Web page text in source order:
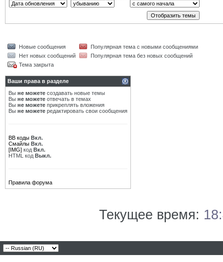
Новые сообщения
Популярная тема с новыми сообщениями
Нет новых сообщений
Популярная тема без новых сообщений
Тема закрыта
Ваши права в разделе
Вы не можете создавать новые темы
Вы не можете отвечать в темах
Вы не можете прикреплять вложения
Вы не можете редактировать свои сообщения
BB коды Вкл.
Смайлы Вкл.
[IMG] код Вкл.
HTML код Выкл.
Правила форума
Текущее время: